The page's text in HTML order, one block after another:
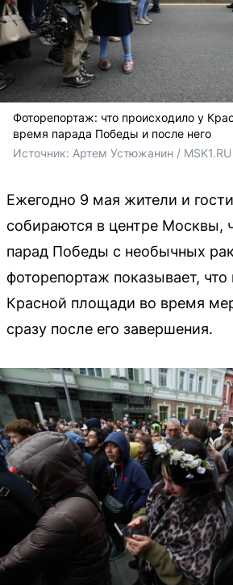
Фоторепортаж: что происходило у
время парада Победы и после него
Источник: Артем Устюжанин / MSK1.RU
Ежегодно 9 мая жители и
собираются в центре Москвы,
парад Победы с необычных
фоторепортаж показывает,
Красной площади во время
сразу после его завершения.